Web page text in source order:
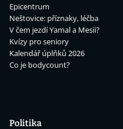
Epicentrum
Neštovice: příznaky, léčba
V čem jezdí Yamal a Mesii?
Kvízy pro seniory
Kalendář úplňků 2026
Co je bodycount?
Politika